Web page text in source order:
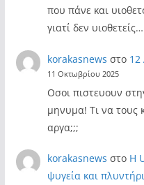
που πάνε και
γιατί δεν υιοθετείς…
korakasnews στο 12
11 Οκτωβρίου 2025
Οσοι πιστευουν
μηνυμα! Τι να τους
αργα;;;
korakasnews στο Η
ψυγεία και